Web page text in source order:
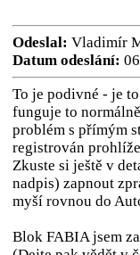
Odeslal: Vladimír
Datum odeslání:
To je podivné - je
funguje to
problém s přímým
registrován
Zkuste si ještě v
nadpis) zapnout
myší rovnou do
Blok FABIA jsem